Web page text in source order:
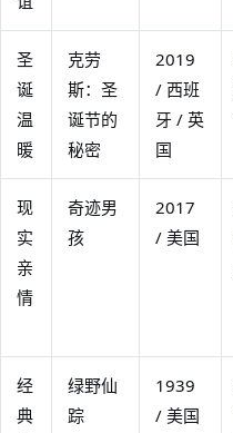
圣
诞
温
暖
克劳
斯：圣
诞节的
秘密
2019
/ 西班
牙 / 英
国
现
实
亲
情
奇迹男
孩
2017
/ 美国
经
典
绿野仙
踪
1939
/ 美国